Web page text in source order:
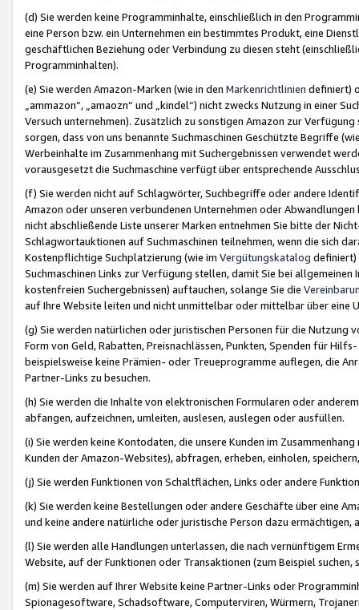
(d) Sie werden keine Programminhalte, einschließlich in den
eine Person bzw. ein Unternehmen ein bestimmtes Produkt, eine
geschäftlichen Beziehung oder Verbindung zu diesen steht
Programminhalten).
(e) Sie werden Amazon-Marken (wie in den Markenrichtlinien definiert)
„ammazon“, „amaozn“ und „kindel“) nicht zwecks Nutzung in einer
Versuch unternehmen). Zusätzlich zu sonstigen Amazon zur
sorgen, dass von uns benannte Suchmaschinen Geschützte Begriffe
Werbeinhalte im Zusammenhang mit Suchergebnissen verwendet
vorausgesetzt die Suchmaschine verfügt über entsprechende
(f) Sie werden nicht auf Schlagwörter, Suchbegriffe oder andere
Amazon oder unseren verbundenen Unternehmen oder
nicht abschließende Liste unserer Marken entnehmen Sie bitte der
Schlagwortauktionen auf Suchmaschinen teilnehmen, wenn die sich
Kostenpflichtige Suchplatzierung (wie im Vergütungskatalog definiert)
Suchmaschinen Links zur Verfügung stellen, damit Sie bei
kostenfreien Suchergebnissen) auftauchen, solange Sie die
auf Ihre Website leiten und nicht unmittelbar oder mittelbar über eine
(g) Sie werden natürlichen oder juristischen Personen für die Nutzung
Form von Geld, Rabatten, Preisnachlässen, Punkten, Spenden für
beispielsweise keine Prämien- oder Treueprogramme auflegen, die
Partner-Links zu besuchen.
(h) Sie werden die Inhalte von elektronischen Formularen oder
abfangen, aufzeichnen, umleiten, auslesen, auslegen oder ausfüllen.
(i) Sie werden keine Kontodaten, die unsere Kunden im
Kunden der Amazon-Websites), abfragen, erheben, einholen,
(j) Sie werden Funktionen von Schaltflächen, Links oder andere
(k) Sie werden keine Bestellungen oder andere Geschäfte über eine
und keine andere natürliche oder juristische Person dazu
(l) Sie werden alle Handlungen unterlassen, die nach vernünftigem
Website, auf der Funktionen oder Transaktionen (zum Beispiel
(m) Sie werden auf Ihrer Website keine Partner-Links oder
Spionagesoftware, Schadsoftware, Computerviren, Würmern,